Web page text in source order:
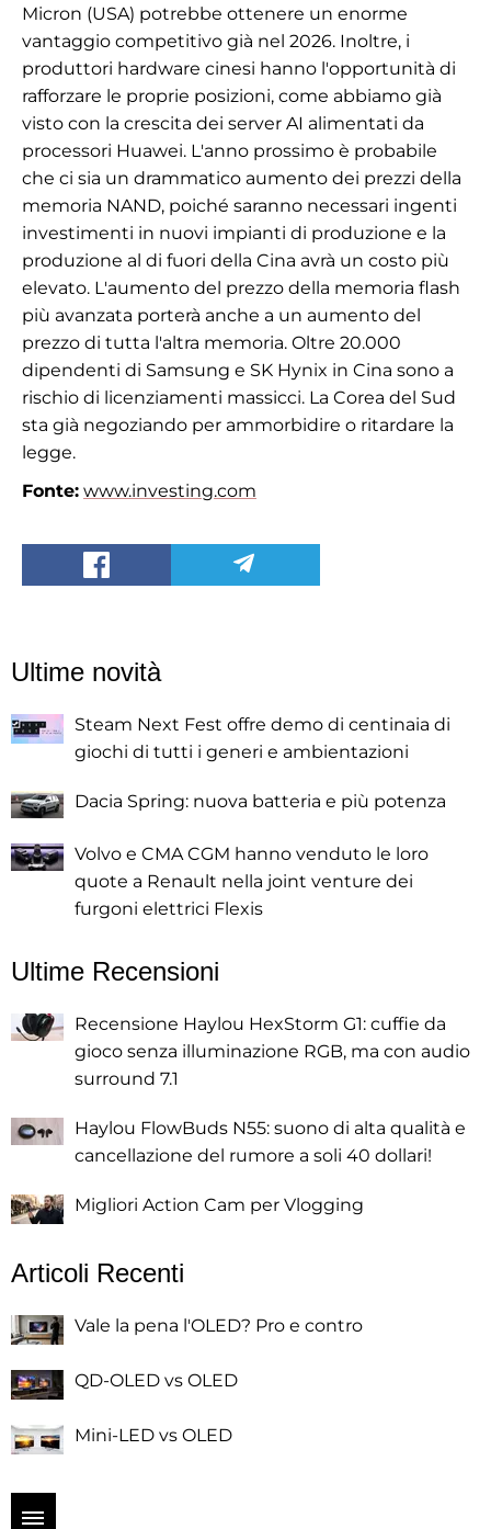
Micron (USA) potrebbe ottenere un enorme
vantaggio competitivo già nel 2026. Inoltre, i
produttori hardware cinesi hanno l'opportunità di
rafforzare le proprie posizioni, come abbiamo già
visto con la crescita dei server AI alimentati da
processori Huawei. L'anno prossimo è probabile
che ci sia un drammatico aumento dei prezzi della
memoria NAND, poiché saranno necessari ingenti
investimenti in nuovi impianti di produzione e la
produzione al di fuori della Cina avrà un costo più
elevato. L'aumento del prezzo della memoria flash
più avanzata porterà anche a un aumento del
prezzo di tutta l'altra memoria. Oltre 20.000
dipendenti di Samsung e SK Hynix in Cina sono a
rischio di licenziamenti massicci. La Corea del Sud
sta già negoziando per ammorbidire o ritardare la
legge.
Fonte: www.investing.com
Ultime novità
Steam Next Fest offre demo di centinaia di
giochi di tutti i generi e ambientazioni
Dacia Spring: nuova batteria e più potenza
Volvo e CMA CGM hanno venduto le loro
quote a Renault nella joint venture dei
furgoni elettrici Flexis
Ultime Recensioni
Recensione Haylou HexStorm G1: cuffie da
gioco senza illuminazione RGB, ma con audio
surround 7.1
Haylou FlowBuds N55: suono di alta qualità e
cancellazione del rumore a soli 40 dollari!
Migliori Action Cam per Vlogging
Articoli Recenti
Vale la pena l'OLED? Pro e contro
QD-OLED vs OLED
Mini-LED vs OLED